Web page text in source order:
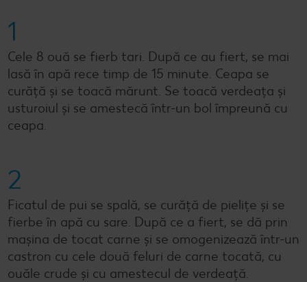
1
Cele 8 ouă se fierb tari. După ce au fiert, se mai
lasă în apă rece timp de 15 minute. Ceapa se
curăță și se toacă mărunt. Se toacă verdeața și
usturoiul și se amestecă într-un bol împreună cu
ceapa.
2
Ficatul de pui se spală, se curăță de pielițe și se
fierbe în apă cu sare. După ce a fiert, se dă prin
mașina de tocat carne și se omogenizează într-un
castron cu cele două feluri de carne tocată, cu
ouăle crude și cu amestecul de verdeață.